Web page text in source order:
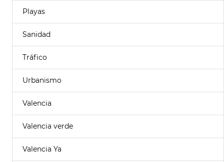
Playas
Sanidad
Tráfico
Urbanismo
Valencia
Valencia verde
Valencia Ya